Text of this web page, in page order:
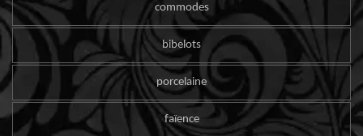
commodes
bibelots
porcelaine
faïence